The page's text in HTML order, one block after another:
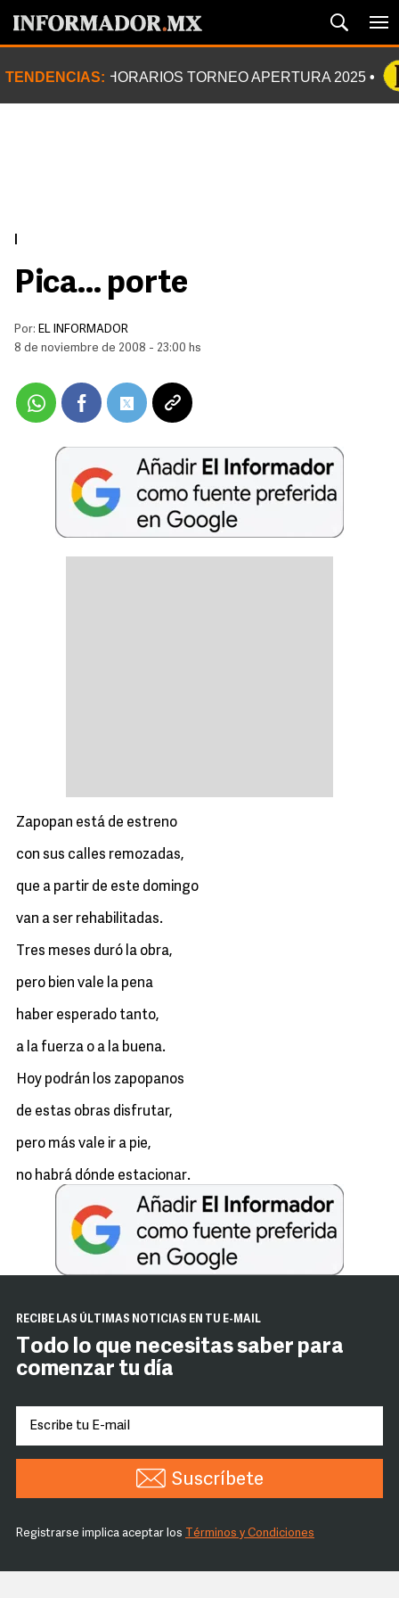
TENDENCIAS: HORARIOS TORNEO APERTURA 2025
Pica... porte
Por: EL INFORMADOR
8 de noviembre de 2008 - 23:00 hs
Zapopan está de estreno
con sus calles remozadas,
que a partir de este domingo
van a ser rehabilitadas.
Tres meses duró la obra,
pero bien vale la pena
haber esperado tanto,
a la fuerza o a la buena.
Hoy podrán los zapopanos
de estas obras disfrutar,
pero más vale ir a pie,
no habrá dónde estacionar.
RECIBE LAS ÚLTIMAS NOTICIAS EN TU E-MAIL
Todo lo que necesitas saber para
comenzar tu día
Suscríbete
Registrarse implica aceptar los Términos y Condiciones